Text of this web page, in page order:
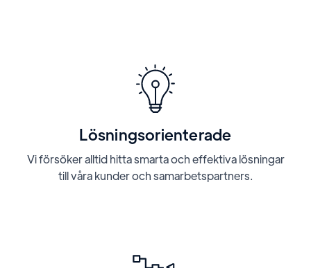
Lösningsorienterade
Vi försöker alltid hitta smarta och effektiva lösningar
till våra kunder och samarbetspartners.